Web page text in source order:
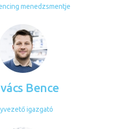
menedzsmentje
Bence
igazgató